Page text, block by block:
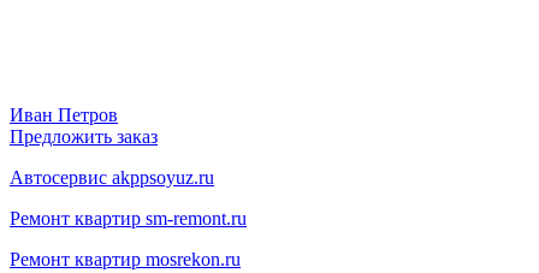
Иван Петров
Предложить заказ
Автосервис akppsoyuz.ru
Ремонт квартир sm-remont.ru
Ремонт квартир mosrekon.ru